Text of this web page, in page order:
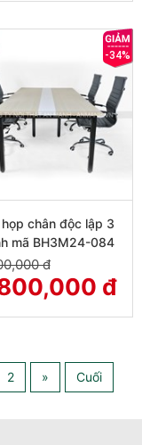
họp chân độc lập 3
mã BH3M24-084
đ
đ
-34%
2 » Cuối